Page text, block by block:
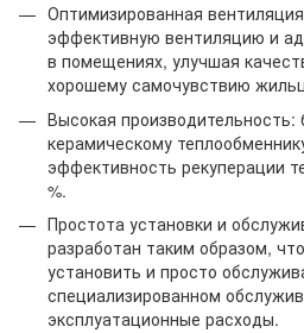
Оптимизированная
эффективную вентиляцию и
в помещениях, улучшая
хорошему самочувствию
Высокая производительность:
керамическому
эффективность рекуперации
%.
Простота установки и
разработан таким образом,
установить и просто
специализированном
эксплуатационные расходы.